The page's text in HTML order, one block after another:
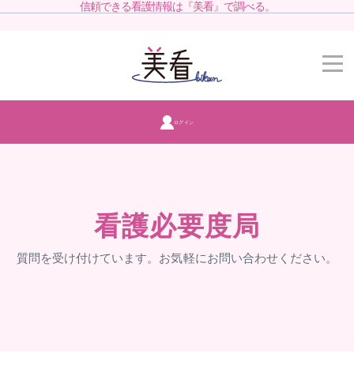
信頼できる看護情報は『美看』で調べる。
ログイン
看護必要度局
質問を受け付けています。お気軽にお問い合わせください。